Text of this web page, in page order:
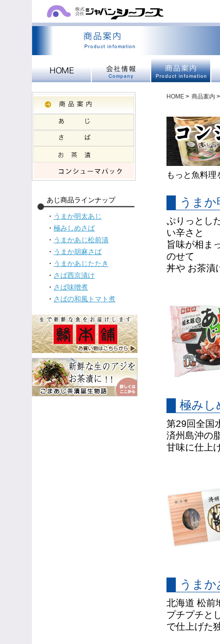
あじ商品ラインナップ
・ うまか明太あじ
・ 極みしめさば
・ うまかあじ松前漬
・ うまか胡麻さば
・ うまかあじたたき
・ さば西京漬け
・ さば味噌煮
・ さばの和風トマト煮
HOME > 商品案内 >
もっと魚料
うま
ぷりっとし
い辛さと
旨味が相ま
のせて
丼や お茶漬
極みし
第29回全国
済州島沖の
甘味に仕上
うま
北海道 松前
プチプチと
で仕上げた